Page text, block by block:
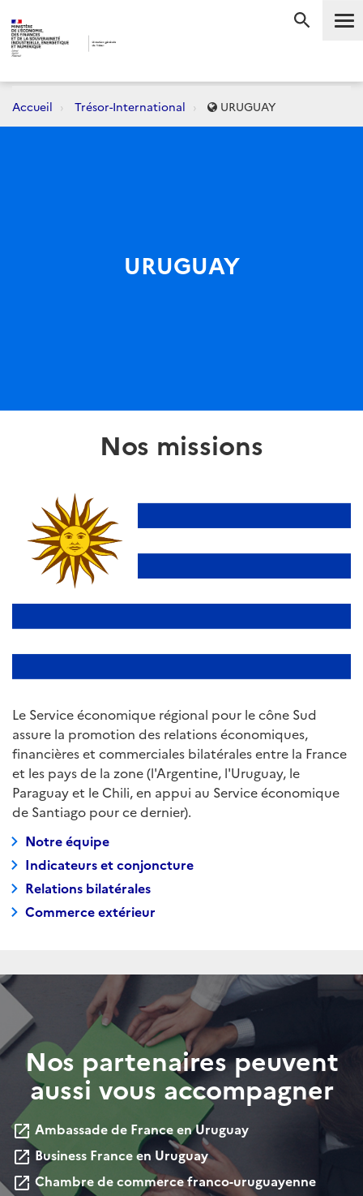
Accueil Trésor-International URUGUAY
URUGUAY
Nos missions
Le Service économique régional pour le cône Sud
assure la promotion des relations économiques,
financières et commerciales bilatérales entre la France
et les pays de la zone (l'Argentine, l'Uruguay, le
Paraguay et le Chili, en appui au Service économique
de Santiago pour ce dernier).
Notre équipe
Indicateurs et conjoncture
Relations bilatérales
Commerce extérieur
Nos partenaires peuvent
aussi vous accompagner
launch Ambassade de France en Uruguay
launch Business France en Uruguay
launch Chambre de commerce franco-uruguayenne